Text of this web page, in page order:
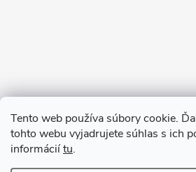
Tento web používa súbory cookie.
tohto webu vyjadrujete súhlas s ich
informáciítu.
Sledovať na Instagrame